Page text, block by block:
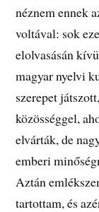
néznem ennek
voltával: sok
elolvasásán
magyar nyelvi
szerepet
közösséggel,
elvárták, de
emberi
Aztán
tartottam, és